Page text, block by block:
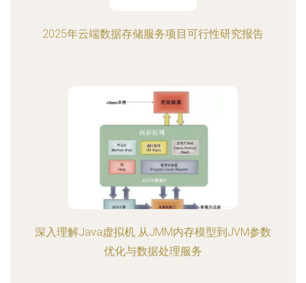
2025年云端数据存储服务项目可行性研究报告
深入理解Java虚拟机 从JMM内存模型到JVM参数
优化与数据处理服务